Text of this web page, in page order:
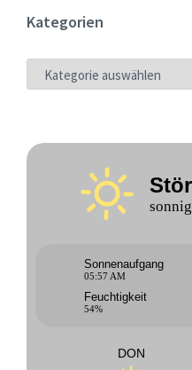
Kategorien
KATEGORIEN
sonnig
Sonnenaufgang
05:57 AM
Feuchtigkeit
54%
DON